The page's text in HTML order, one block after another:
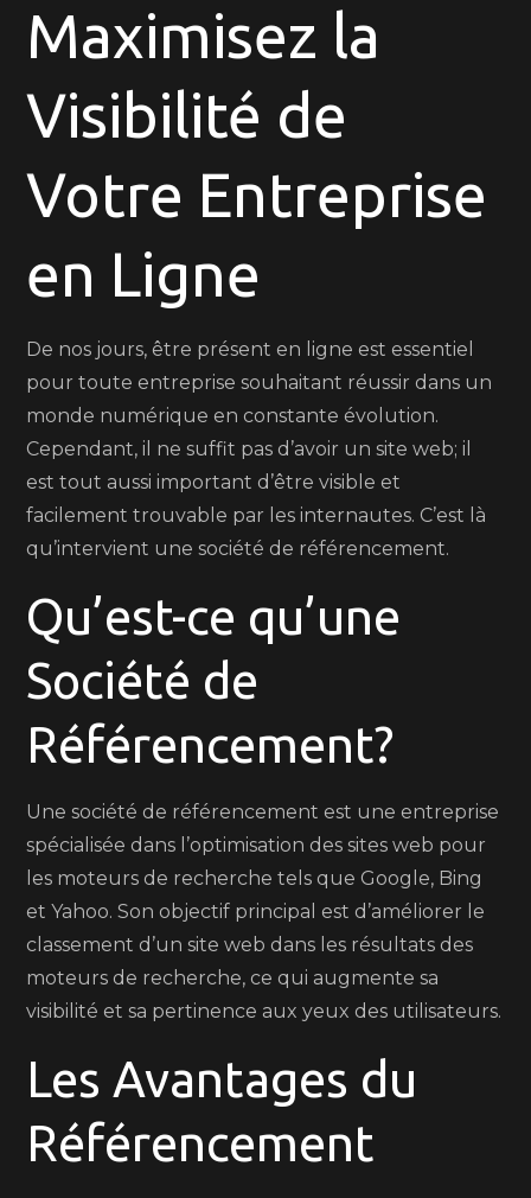
en
Ligne
une
de
Référencement
Expert
Maximisez la
Visibilité de
Votre Entreprise
en Ligne
De nos jours, être présent en ligne est essentiel
pour toute entreprise souhaitant réussir dans un
monde numérique en constante évolution.
Cependant, il ne suffit pas d’avoir un site web; il
est tout aussi important d’être visible et
facilement trouvable par les internautes. C’est là
qu’intervient une société de référencement.
Qu’est-ce qu’une
Société de
Référencement?
Une société de référencement est une entreprise
spécialisée dans l’optimisation des sites web pour
les moteurs de recherche tels que Google, Bing
et Yahoo. Son objectif principal est d’améliorer le
classement d’un site web dans les résultats des
moteurs de recherche, ce qui augmente sa
visibilité et sa pertinence aux yeux des utilisateurs.
Les Avantages du
Référencement